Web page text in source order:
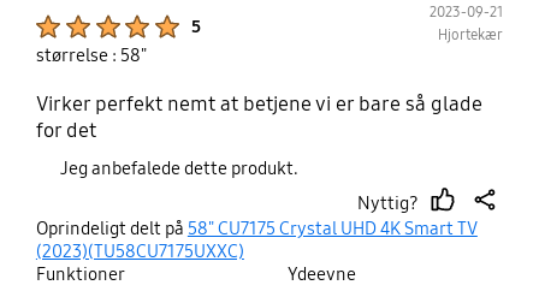
5
2023-09-21
Hjortekær
størrelse : 58"
Virker perfekt nemt at betjene vi er bare så glade
for det
Jeg anbefalede dette produkt.
Nyttig?
thumbshare
Oprindeligt delt på 58" CU7175 Crystal UHD 4K Smart TV
(2023)(TU58CU7175UXXC)
Funktioner
Ydeevne